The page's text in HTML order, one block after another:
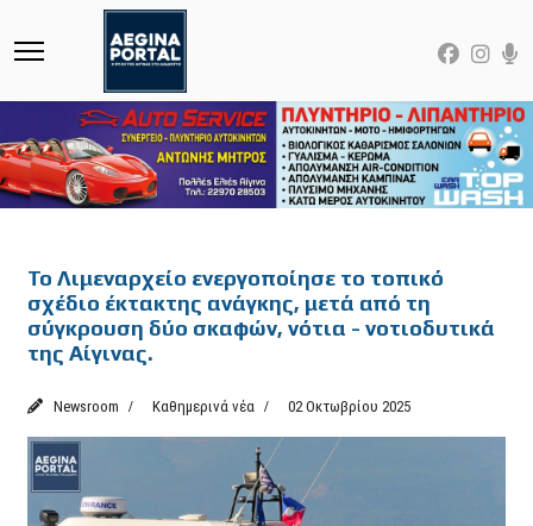
Το Λιμεναρχείο ενεργοποίησε το τοπικό
σχέδιο έκτακτης ανάγκης, μετά από τη
σύγκρουση δύο σκαφών, νότια - νοτιοδυτικά
της Αίγινας.
Newsroom Καθημερινά νέα 02 Οκτωβρίου 2025